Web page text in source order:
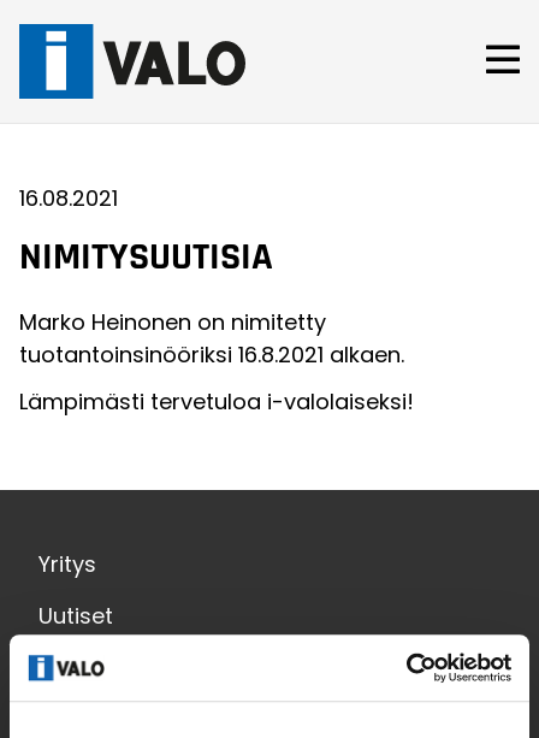
16.08.2021
NIMITYSUUTISIA
Marko Heinonen on nimitetty
tuotantoinsinööriksi 16.8.2021 alkaen.
Lämpimästi tervetuloa i-valolaiseksi!
Yritys
Uutiset
Yhteystiedot